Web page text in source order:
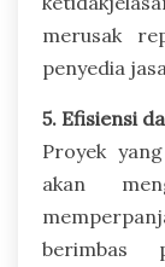
merusak
penyedia
5. Efisiensi
Proyek
akan
berimbas